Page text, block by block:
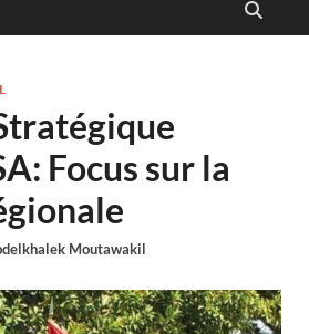
Focus sur la
Moutawakil